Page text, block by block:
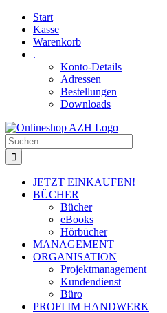
Skip
content
Facebook
YouTubeStart
Kasse
Warenkorb
.
Konto-Details
Adressen
Bestellungen
Downloads
Suche
nach:
JETZT EINKAUFEN!
BÜCHER
Bücher
eBooks
Hörbücher
MANAGEMENT
ORGANISATION
Projektmanagement
Kundendienst
Büro
PROFI IM HANDWERK